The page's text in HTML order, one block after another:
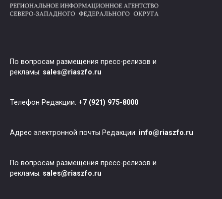
По вопросам размещения пресс-релизов и
рекламы: sales@riaszfo.ru
Телефон Редакции: +7 (921) 975-8000
Адрес электронной почты Редакции: info@riaszfo.ru
По вопросам размещения пресс-релизов и
рекламы: sales@riaszfo.ru